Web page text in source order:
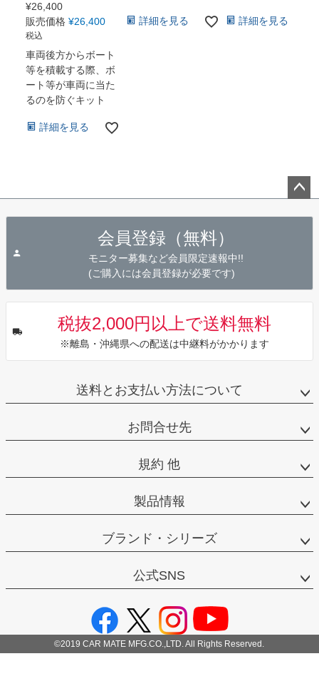
¥26,400
販売価格 ¥26,400
税込
車両後方からボート
等を積載する際、ボ
ート等が車両に当た
るのを防ぐキット
詳細を見る
詳細を見る 詳細を見る
会員登録（無料）
モニター募集など会員限定速報中!!
(ご購入には会員登録が必要です)
税抜2,000円以上で送料無料
※離島・沖縄県への配送は中継料がかかります
送料とお支払い方法について
お問合せ先
規約 他
製品情報
ブランド・シリーズ
公式SNS
©2019 CAR MATE MFG.CO.,LTD. All Rights Reserved.